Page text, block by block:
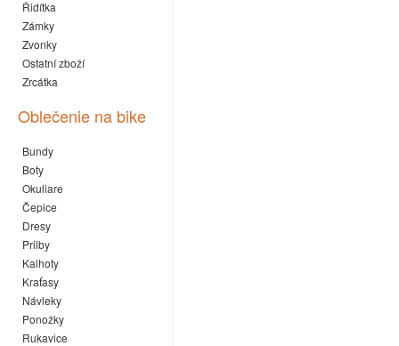
Řidítka
Zámky
Zvonky
Ostatní zboží
Zrcátka
Oblečenie na bike
Bundy
Boty
Okuliare
Čepice
Dresy
Prilby
Kalhoty
Kraťasy
Návleky
Ponožky
Rukavice